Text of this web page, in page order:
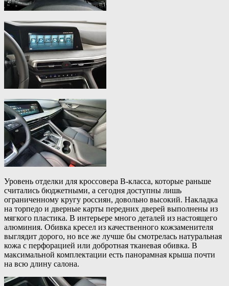
Уровень отделки для кроссовера B-класса, которые раньше
считались бюджетными, а сегодня доступны лишь
ограниченному кругу россиян, довольно высокий. Накладка
на торпедо и дверные карты передних дверей выполнены из
мягкого пластика. В интерьере много деталей из настоящего
алюминия. Обивка кресел из качественного кожзаменителя
выглядит дорого, но все же лучше бы смотрелась натуральная
кожа с перфорацией или добротная тканевая обивка. В
максимальной комплектации есть панорамная крыша почти
на всю длину салона.